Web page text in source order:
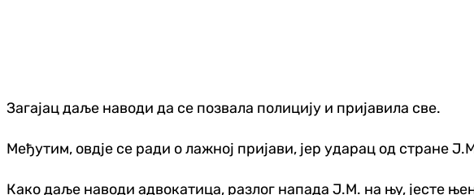
Загајац даље наводи да се позвала полицију и пријавила све.
Међутим, овдје се ради о лажној пријави, јер ударац од стране
Како даље наводи адвокатица, разлог напада Ј.М. на њу, јесте